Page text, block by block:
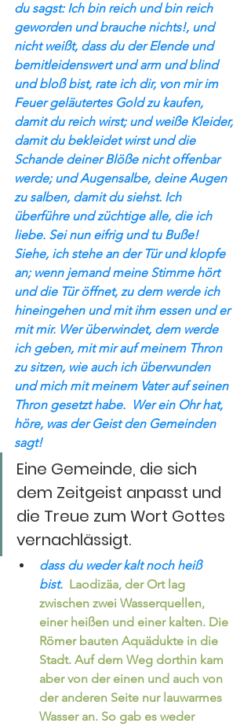
du sagst: Ich bin reich und bin reich
geworden und brauche nichts!, und
nicht weißt, dass du der Elende und
bemitleidenswert und arm und blind
und bloß bist, rate ich dir, von mir im
Feuer geläutertes Gold zu kaufen,
damit du reich wirst; und weiße Kleider,
damit du bekleidet wirst und die
Schande deiner Blöße nicht offenbar
werde; und Augensalbe, deine Augen
zu salben, damit du siehst. Ich
überführe und züchtige alle, die ich
liebe. Sei nun eifrig und tu Buße!
Siehe, ich stehe an der Tür und klopfe
an; wenn jemand meine Stimme hört
und die Tür öffnet, zu dem werde ich
hineingehen und mit ihm essen und er
mit mir. Wer überwindet, dem werde
ich geben, mit mir auf meinem Thron
zu sitzen, wie auch ich überwunden
und mich mit meinem Vater auf seinen
Thron gesetzt habe.  Wer ein Ohr hat,
höre, was der Geist den Gemeinden
sagt!
Eine Gemeinde, die sich
dem Zeitgeist anpasst und
die Treue zum Wort Gottes
vernachlässigt.
dass du weder kalt noch heiß
bist. Laodizäa, der Ort lag
zwischen zwei Wasserquellen,
einer heißen und einer kalten. Die
Römer bauten Aquädukte in die
Stadt. Auf dem Weg dorthin kam
aber von der einen und auch von
der anderen Seite nur lauwarmes
Wasser an. So gab es weder